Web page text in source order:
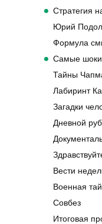
Стратегия
Юрий
Формула
Самые
Тайны
Лабиринт
Загадки
Дневной
Вести
Военная
Совбез
Итоговая